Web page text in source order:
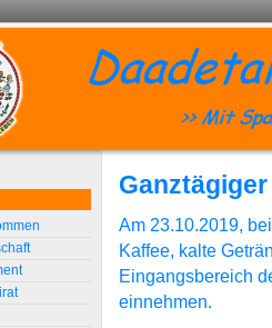
Am 23.10.2019,
Kaffee, kalte
Eingangsbereich
einnehmen.